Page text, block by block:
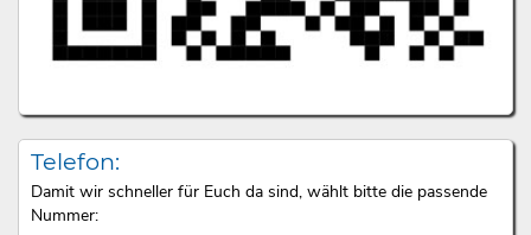
Telefon:
Damit wir schneller für Euch da sind, wählt bitte die passende
Nummer: